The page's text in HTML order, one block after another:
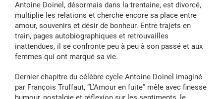
Antoine Doinel, désormais dans la trentaine, est divorcé,
multiplie les relations et cherche encore sa place entre
amour, souvenirs et désir de bonheur. Entre trajets en
train, pages autobiographiques et retrouvailles
inattendues, il se confronte peu à peu à son passé et aux
femmes qui ont marqué sa vie.
Dernier chapitre du célèbre cycle Antoine Doinel imaginé
par François Truffaut, “L’Amour en fuite” mêle avec finesse